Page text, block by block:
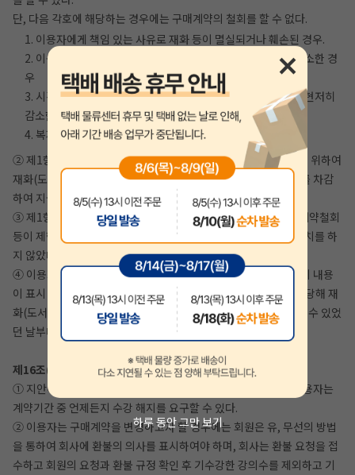
하루 동안 그만 보기
단, 다음 각호에 해당하는 경우에는 구매계약의 철회를 할 수 없다.
1. 이용자에게 책임 있는 사유로 재화 등이 멸실되거나 훼손된 경우.
2. 이용자의 사용 또는 일부 소비로 재화 등의 가치가 현저히 감소한 경
우
3. 시간이 지나 다시 판매하기 곤란할 정도로 재화 등의 가치가 현저히
감소한 경우
4. 복제가 가능한 재화 등의 포장을 훼손한 경우
② 제1항 제1호에 해당하더라도 재화(도서) 등의 내용을 확인하기 위하여
재화(도서) 등의 포장을 훼손한 경우에는 해당 도서 정가의 30%를 차감
하여 지급하는 조건으로 구매계약의 철회를 할 수 있다.
③ 제1항 제2호 내지 제4호의 경우에 지안에듀에서 사전에 구매계약철회
등이 제한되는 사실을 소비자가 쉽게 알 수 있는 곳에 명기하는 조치를 하
지 않았다면 이용자의 철회권이 제한되지 않는다.
④ 이용자는 제1항 및 제2항의 규정에도 불구하고 재화(도서) 등의 내용
이 표시·광고 내용과 다르거나 계약내용과 다르게 이행된 때에는 당해 재
화(도서) 등을 공급 받은 날부터 3월 이내, 그 사실을 안 날 또는 알 수 있었
던 날부터 30일 이내에 구매계약철회 등을 할 수 있다.
제16조(디지털콘텐츠 등의 구매계약철회, 변경 등)
① 지안에듀와 디지털 콘텐츠 등의 구매에 관한 계약을 체결한 이용자는
계약기간 중 언제든지 수강 해지를 요구할 수 있다.
② 이용자는 구매계약을 변경하고자 할 경우에는 회원은 유, 무선의 방법
을 통하여 회사에 환불의 의사를 표시하여야 하며, 회사는 환불 요청을 접
수하고 회원의 요청과 환불 규정 확인 후 기수강한 강의수를 제외하고 기